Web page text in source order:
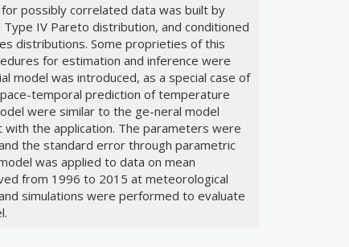
possibly correlated data was built by
IV Pareto distribution, and conditioned
distributions. Some proprieties of this
for estimation and inference were
model was introduced, as a special case of
temporal prediction of temperature
were similar to the ge-neral model
the application. The parameters were
the standard error through parametric
was applied to data on mean
from 1996 to 2015 at meteorological
simulations were performed to evaluate